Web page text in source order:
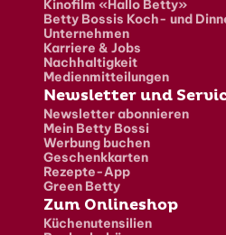
Kinofilm «Hallo Betty»
Betty Bossis Koch- und
Unternehmen
Karriere & Jobs
Nachhaltigkeit
Medienmitteilungen
Newsletter und
Newsletter abonnieren
Mein Betty Bossi
Werbung buchen
Geschenkkarten
Rezepte-App
Green Betty
Zum Onlineshop
Küchenutensilien